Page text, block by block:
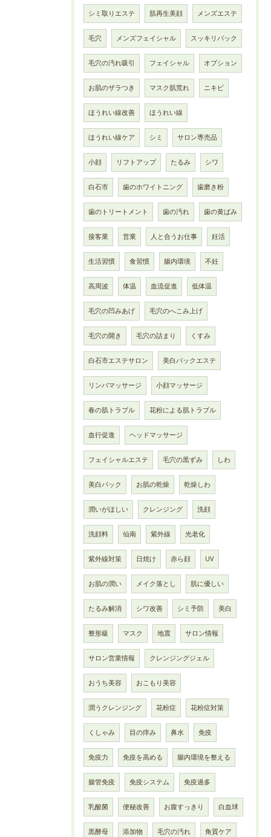
シミ取りエステ 肌再生美顔 メンズエステ
毛穴 メンズフェイシャル スッキリパック
毛穴の汚れ吸引 フェイシャル オプション
お肌のザラつき マスク肌荒れ ニキビ
ほうれい線改善 ほうれい線
ほうれい線ケア シミ サロン専売品
小顔 リフトアップ たるみ シワ
白石市 歯のホワイトニング 歯磨き粉
歯のトリートメント 歯の汚れ 歯の黄ばみ
接客業 営業 人と合うお仕事 妊活
生活習慣 食習慣 腸内環境 不妊
高周波 体温 血流促進 低体温
毛穴の凹みあげ 毛穴のへこみ上げ
毛穴の開き 毛穴の詰まり くすみ
白石市エステサロン 美白パックエステ
リンパマッサージ 小顔マッサージ
春の肌トラブル 花粉による肌トラブル
血行促進 ヘッドマッサージ
フェイシャルエステ 毛穴の黒ずみ しわ
美白パック お肌の乾燥 乾燥しわ
潤いがほしい クレンジング 洗顔
洗顔料 仙南 紫外線 光老化
紫外線対策 日焼け 赤ら顔 UV
お肌の潤い メイク落とし 肌に優しい
たるみ解消 シワ改善 シミ予防 美白
整形級 マスク 地震 サロン情報
サロン営業情報 クレンジングジェル
おうち美容 おこもり美容
潤うクレンジング 花粉症 花粉症対策
くしゃみ 目の痒み 鼻水 免疫
免疫力 免疫を高める 腸内環境を整える
腸管免疫 免疫システム 免疫過多
乳酸菌 便秘改善 お腹すっきり 白血球
黒酵母 添加物 毛穴の汚れ 角質ケア